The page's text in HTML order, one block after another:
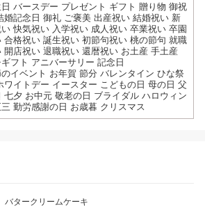
バースデー プレゼント ギフト 贈り物 御祝
婚記念日 御礼 ご褒美 出産祝い 結婚祝い 新
快気祝い 入学祝い 成人祝い 卒業祝い 卒園
合格祝い 誕生祝い 初節句祝い 桃の節句 就職
開店祝い 退職祝い 還暦祝い お土産 手土産
フト アニバーサリー 記念日
イベント お年賀 節分 バレンタイン ひな祭
ワイトデー イースター こどもの日 母の日 父
七夕 お中元 敬老の日 ブライダル ハロウィン
勤労感謝の日 お歳暮 クリスマス
バタークリームケーキ